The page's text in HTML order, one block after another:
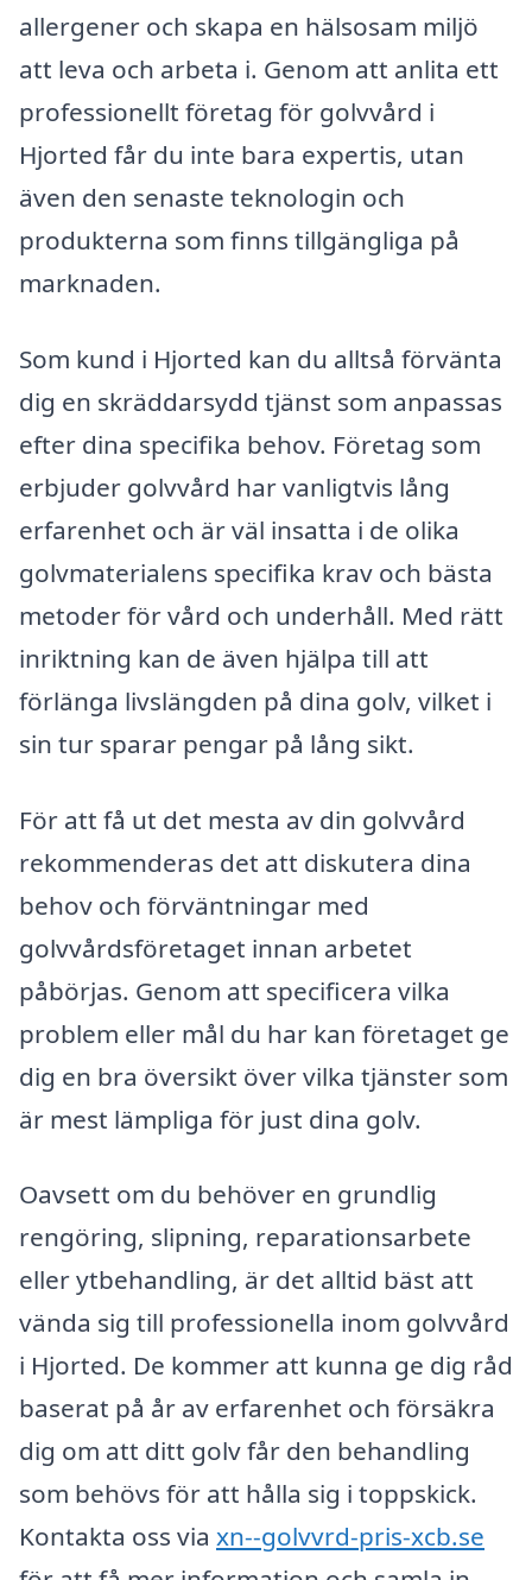
allergener och skapa en hälsosam miljö
att leva och arbeta i. Genom att anlita ett
professionellt företag för golvvård i
Hjorted får du inte bara expertis, utan
även den senaste teknologin och
produkterna som finns tillgängliga på
marknaden.
Som kund i Hjorted kan du alltså förvänta
dig en skräddarsydd tjänst som anpassas
efter dina specifika behov. Företag som
erbjuder golvvård har vanligtvis lång
erfarenhet och är väl insatta i de olika
golvmaterialens specifika krav och bästa
metoder för vård och underhåll. Med rätt
inriktning kan de även hjälpa till att
förlänga livslängden på dina golv, vilket i
sin tur sparar pengar på lång sikt.
För att få ut det mesta av din golvvård
rekommenderas det att diskutera dina
behov och förväntningar med
golvvårdsföretaget innan arbetet
påbörjas. Genom att specificera vilka
problem eller mål du har kan företaget ge
dig en bra översikt över vilka tjänster som
är mest lämpliga för just dina golv.
Oavsett om du behöver en grundlig
rengöring, slipning, reparationsarbete
eller ytbehandling, är det alltid bäst att
vända sig till professionella inom golvvård
i Hjorted. De kommer att kunna ge dig råd
baserat på år av erfarenhet och försäkra
dig om att ditt golv får den behandling
som behövs för att hålla sig i toppskick.
Kontakta oss via xn--golvvrd-pris-xcb.se